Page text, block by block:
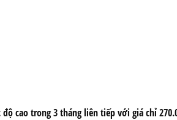
cao trong 3 tháng liên tiếp với giá chỉ